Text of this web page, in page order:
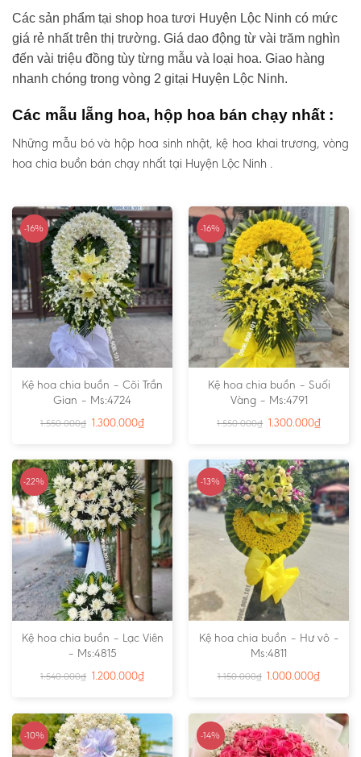
Các sản phẩm tại shop hoa tươi Huyện Lộc Ninh có mức
giá rẻ nhất trên thị trường. Giá dao động từ vài trăm nghìn
đến vài triệu đồng tùy từng mẫu và loại hoa. Giao hàng
nhanh chóng trong vòng 2 gitại Huyện Lộc Ninh.
Các mẫu lẵng hoa, hộp hoa bán chạy nhất :
Những mẫu bó và hộp hoa sinh nhật, kệ hoa khai trương, vòng
hoa chia buồn bán chạy nhất tại Huyện Lộc Ninh .
-16%
Kệ hoa chia buồn – Cõi Trần
Gian – Ms:4724
1.550.000₫ 1.300.000₫
-16%
Kệ hoa chia buồn – Suối
Vàng – Ms:4791
1.550.000₫ 1.300.000₫
-22%
Kệ hoa chia buồn – Lạc Viên
– Ms:4815
1.540.000₫ 1.200.000₫
-13%
Kệ hoa chia buồn – Hư vô –
Ms:4811
1.150.000₫ 1.000.000₫
-10% -14%